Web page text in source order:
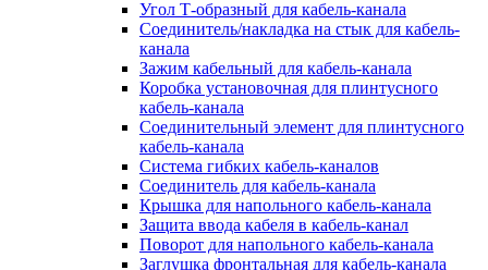
Угол Т-образный для кабель-канала
Соединитель/накладка на стык для кабель-
канала
Зажим кабельный для кабель-канала
Коробка установочная для плинтусного
кабель-канала
Соединительный элемент для плинтусного
кабель-канала
Система гибких кабель-каналов
Соединитель для кабель-канала
Крышка для напольного кабель-канала
Защита ввода кабеля в кабель-канал
Поворот для напольного кабель-канала
Заглушка фронтальная для кабель-канала